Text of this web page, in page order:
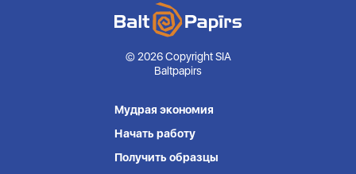
© 2026 Copyright SIA
Baltpapirs
Мудрая экономия
Начать работу
Получить образцы